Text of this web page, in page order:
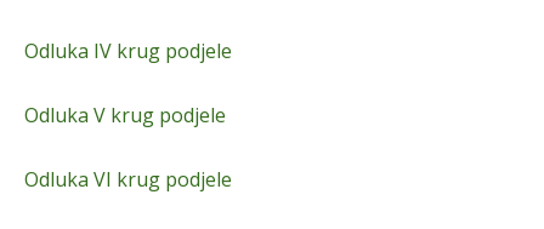
Odluka IV krug podjele
Odluka V krug podjele
Odluka VI krug podjele